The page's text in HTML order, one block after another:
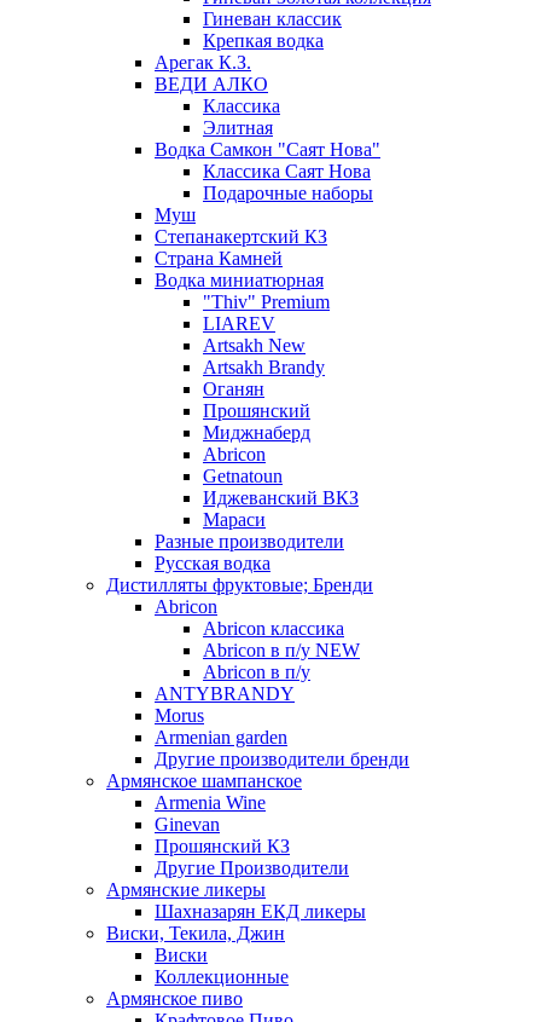
Гиневан классик
Крепкая водка
Арегак К.З.
ВЕДИ АЛКО
Классика
Элитная
Водка Самкон "Саят Нова"
Классика Саят Нова
Подарочные наборы
Муш
Степанакертский КЗ
Страна Камней
Водка миниатюрная
"Thiv" Premium
LIAREV
Artsakh New
Artsakh Brandy
Оганян
Прошянский
Миджнаберд
Abricon
Getnatoun
Иджеванский ВКЗ
Мараси
Разные производители
Русская водка
Дистилляты фруктовые; Бренди
Abricon
Abricon классика
Abricon в п/у NEW
Abricon в п/у
ANTYBRANDY
Morus
Armenian garden
Другие производители бренди
Армянское шампанское
Armenia Wine
Ginevan
Прошянский КЗ
Другие Производители
Армянские ликеры
Шахназарян ЕКД ликеры
Виски, Текила, Джин
Виски
Коллекционные
Армянское пиво